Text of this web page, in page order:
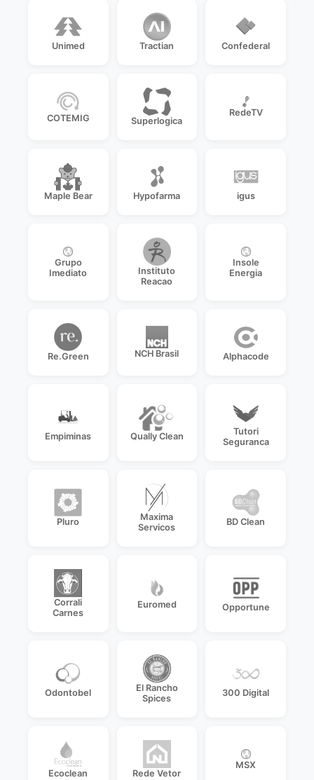
Unimed Tractian Confederal
COTEMIG Superlogica
RedeTV
Maple Bear Hypofarma igus
Grupo
Imediato
Instituto
Reacao
Insole
Energia
Re.Green NCH Brasil Alphacode
Empiminas Qually Clean
Tutori
Seguranca
Pluro
Maxima
Servicos
BD Clean
Corrali
Carnes
Euromed Opportune
Odontobel
El Rancho
Spices
300 Digital
Ecoclean Rede Vetor
MSX